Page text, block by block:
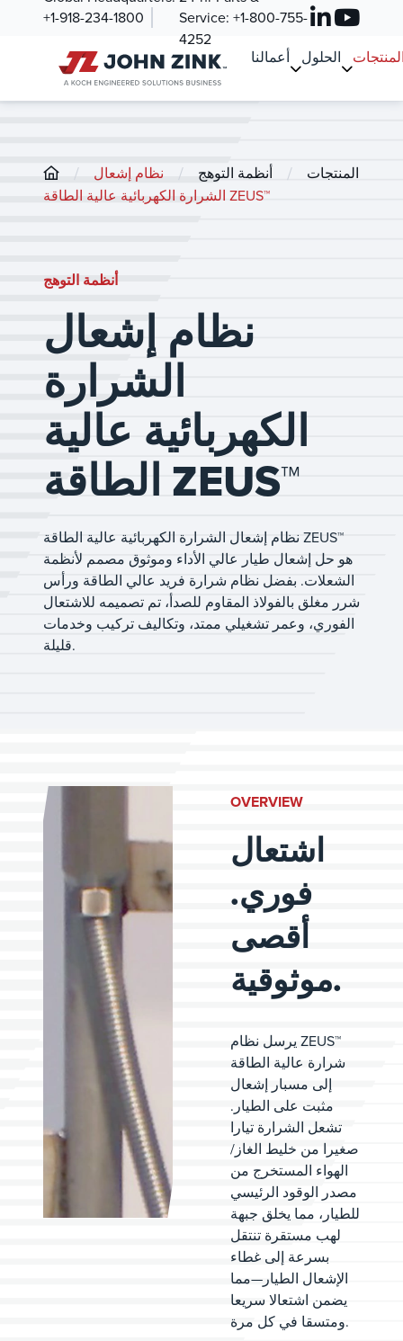
+1-918-234-1800
Service: +1-800-755-
4252
أعمالنا
الحلول
/ المنتجات / أنظمة التوهج /
نظام إشعال
الشرارة الكهربائية عالية الطاقة ZEUS™
أنظمة التوهج
نظام إشعال
الشرارة
الكهربائية عالية
الطاقة ZEUS™
نظام إشعال الشرارة الكهربائية عالية الطاقة ZEUS™
هو حل إشعال طيار عالي الأداء وموثوق مصمم لأنظمة
الشعلات. بفضل نظام شرارة فريد عالي الطاقة ورأس
شرر مغلق بالفولاذ المقاوم للصدأ، تم تصميمه للاشتعال
الفوري، وعمر تشغيلي ممتد، وتكاليف تركيب وخدمات
قليلة.
OVERVIEW
اشتعال
فوري.
أقصى
موثوقية.
يرسل نظام ZEUS™
شرارة عالية الطاقة
إلى مسبار إشعال
مثبت على الطيار.
تشعل الشرارة تيارا
صغيرا من خليط الغاز/
الهواء المستخرج من
مصدر الوقود الرئيسي
للطيار، مما يخلق جبهة
لهب مستقرة تنتقل
بسرعة إلى غطاء
الإشعال الطيار—مما
يضمن اشتعالا سريعا
ومتسقا في كل مرة.